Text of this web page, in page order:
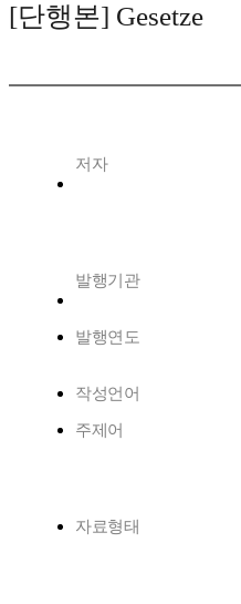
[단행본] Gesetze
저자
발행기관
발행연도
작성언어
주제어
자료형태